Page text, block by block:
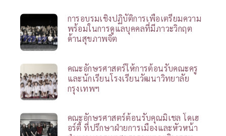
การอบรมเชิงปฏิบัติการเพื่อเตรียมความ
พร้อมในการดูแลบุคคลที่มีภาวะวิกฤต
ด้านสุขภาพจิต
คณะอักษรศาสตร์ให้การต้อนรับคณะครู
และนักเรียนโรงเรียนวัฒนาวิทยาลัย
กรุงเทพฯ
คณะอักษรศาสตร์ต้อนรับคุณมิเชล โดเฮ
อร์ตี้ ที่ปรึกษาฝ่ายการเมืองและหัวหน้า